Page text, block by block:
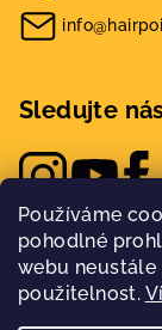
Používáme
pohodlné
webu
použitelnost.
Sledujte